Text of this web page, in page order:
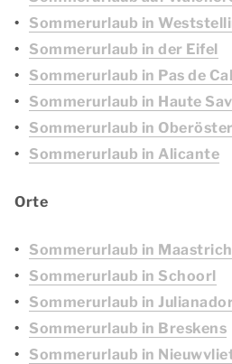
Sommerurlaub in
Sommerurlaub in der Eifel
Sommerurlaub in Pas de
Sommerurlaub in Haute
Sommerurlaub in
Sommerurlaub in Alicante
Orte
Sommerurlaub in
Sommerurlaub in Schoorl
Sommerurlaub in
Sommerurlaub in Breskens
Sommerurlaub in